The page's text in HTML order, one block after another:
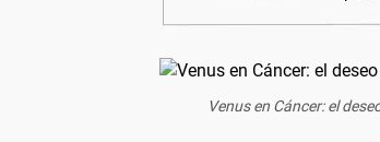
Venus en Cáncer: el